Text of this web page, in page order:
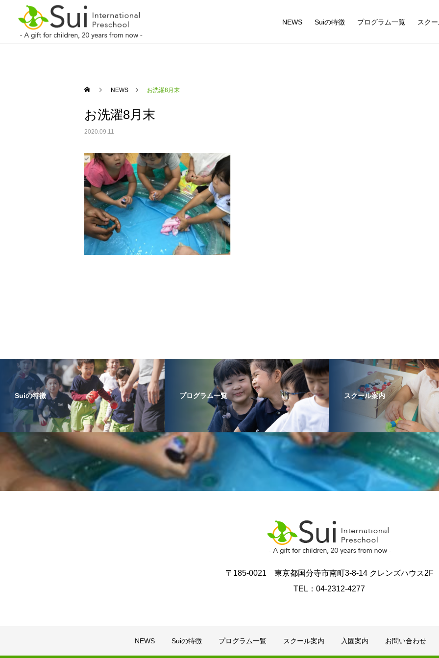
NEWS Suiの特徴 プログラム一覧 スク
NEWS お洗濯8月末
お洗濯8月末
2020.09.11
Suiの特徴 プログラム一覧 スクール案内
〒185-0021 東京都国分寺市南町3-8-14 クレンズハウス2F
TEL：04-2312-4277
NEWS Suiの特徴 プログラム一覧 スクール案内 入園案内 お問い合わせ